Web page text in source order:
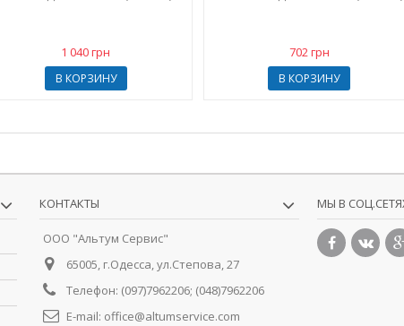
1 040 грн
В КОРЗИНУ
702 грн
В КОРЗИНУ
КОНТАКТЫ
ООО "Альтум Сервис"
65005, г.Одесса, ул.Степова, 27
Телефон: (097)7962206; (048)7962206
E-mail: office@altumservice.com
МЫ В